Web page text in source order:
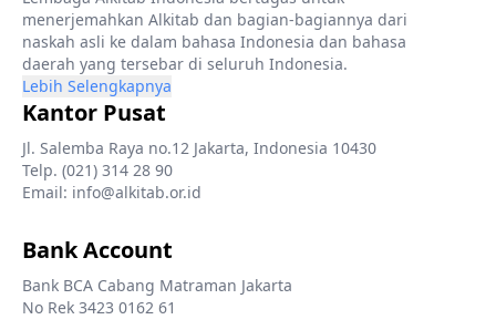
menerjemahkan Alkitab dan bagian-bagiannya dari
naskah asli ke dalam bahasa Indonesia dan bahasa
daerah yang tersebar di seluruh Indonesia.
Lebih Selengkapnya
Kantor Pusat
Jl. Salemba Raya no.12 Jakarta, Indonesia 10430
Telp. (021) 314 28 90
Email: info@alkitab.or.id
Bank Account
Bank BCA Cabang Matraman Jakarta
No Rek 3423 0162 61